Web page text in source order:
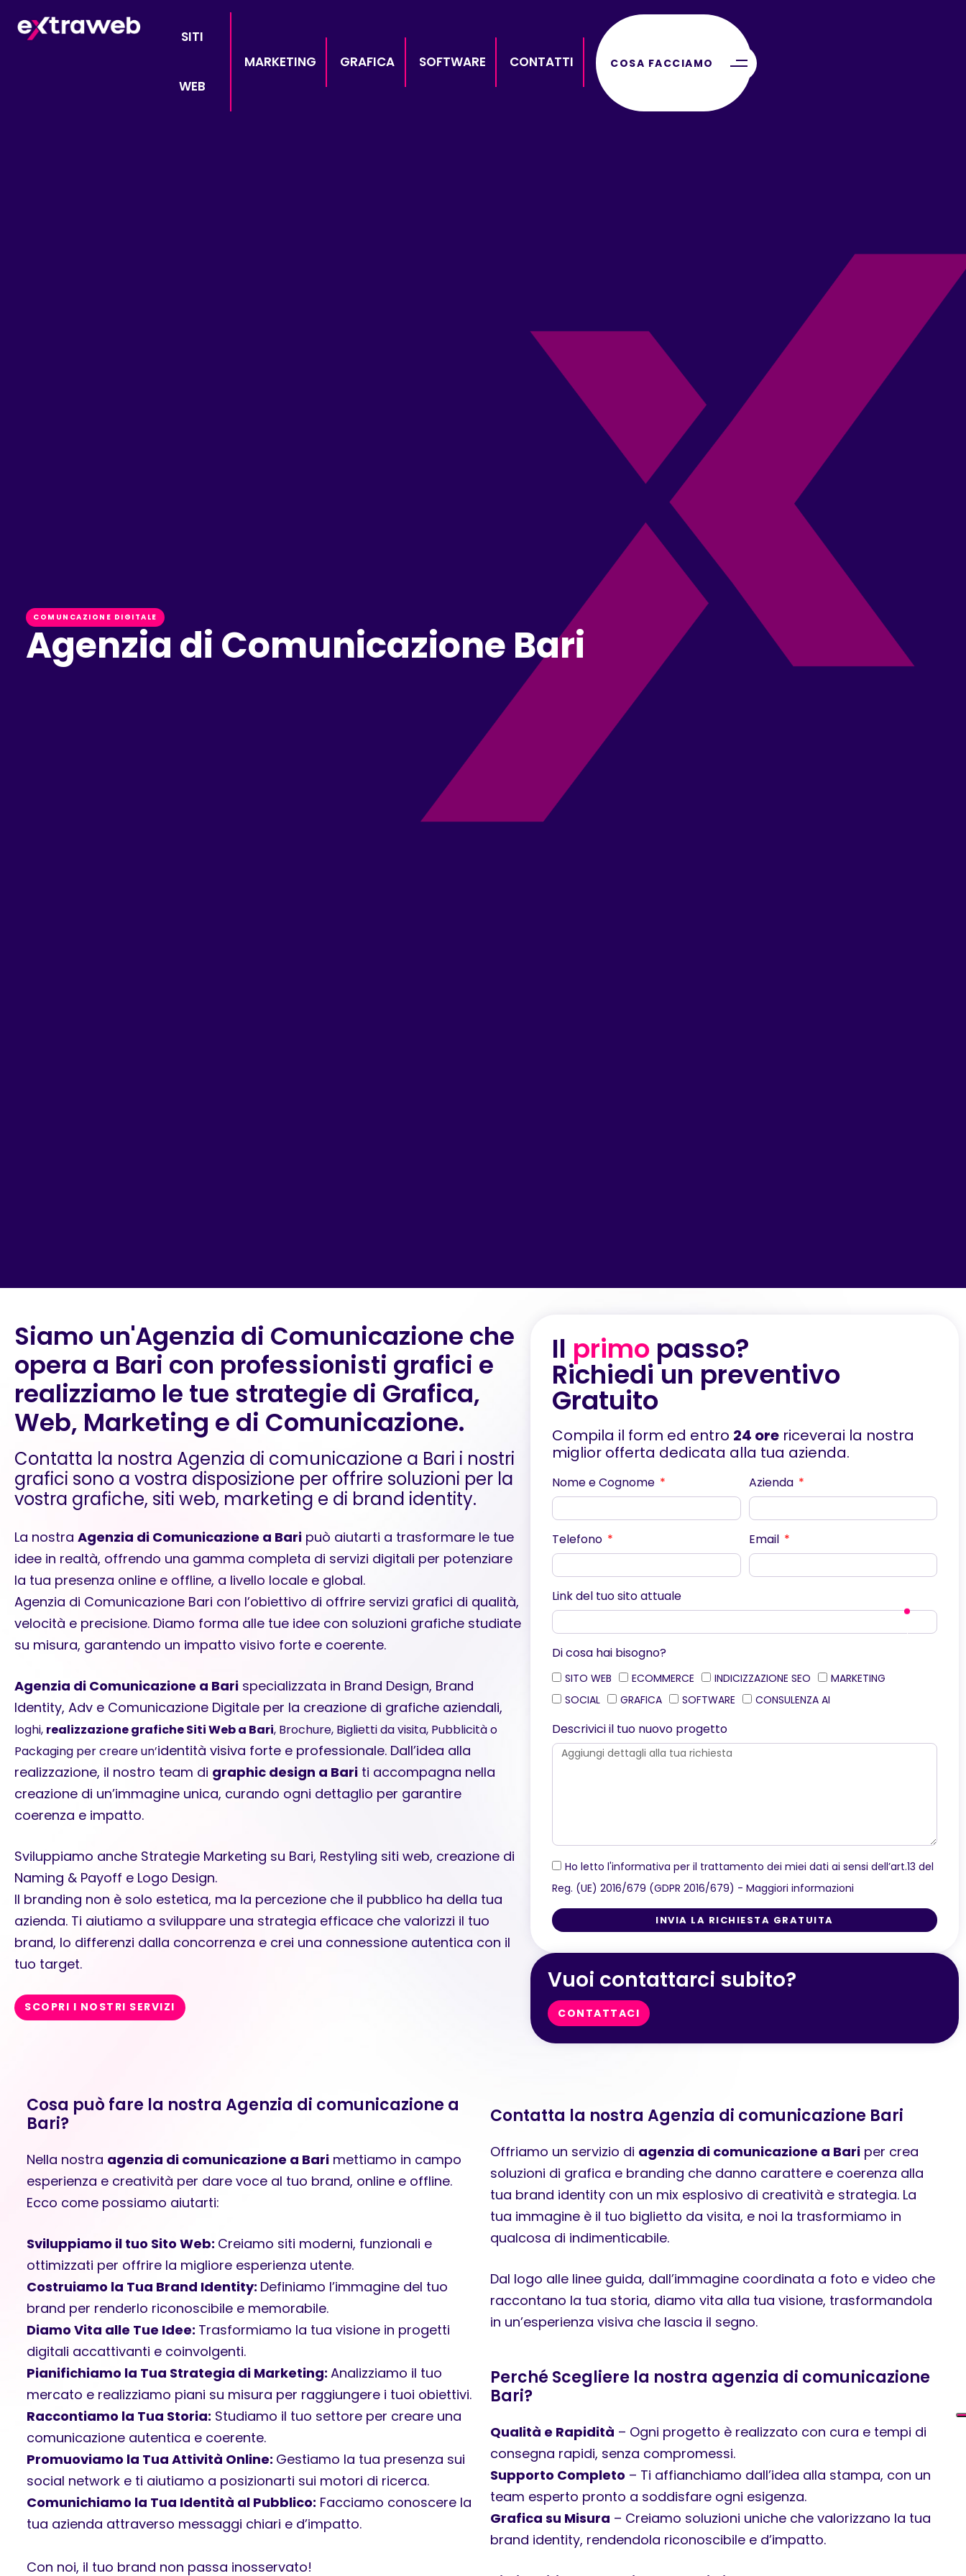
SITI
WEB
MARKETING GRAFICA SOFTWARE CONTATTI COSA FACCIAMO
COMUNCAZIONE DIGITALE
Agenzia di Comunicazione Bari
Siamo un'Agenzia di Comunicazione che
opera a Bari con professionisti grafici e
realizziamo le tue strategie di Grafica,
Web, Marketing e di Comunicazione.
Contatta la nostra Agenzia di comunicazione a Bari i nostri
grafici sono a vostra disposizione per offrire soluzioni per la
vostra grafiche, siti web, marketing e di brand identity.
La nostra Agenzia di Comunicazione a Bari può aiutarti a trasformare le tue
idee in realtà, offrendo una gamma completa di servizi digitali per potenziare
la tua presenza online e offline, a livello locale e global.
Agenzia di Comunicazione Bari con l’obiettivo di offrire servizi grafici di qualità,
velocità e precisione. Diamo forma alle tue idee con soluzioni grafiche studiate
su misura, garantendo un impatto visivo forte e coerente.
Agenzia di Comunicazione a Bari specializzata in Brand Design, Brand
Identity, Adv e Comunicazione Digitale per la creazione di grafiche aziendali,
loghi, realizzazione grafiche Siti Web a Bari, Brochure, Biglietti da visita, Pubblicità o
Packaging per creare un’identità visiva forte e professionale. Dall’idea alla
realizzazione, il nostro team di graphic design a Bari ti accompagna nella
creazione di un’immagine unica, curando ogni dettaglio per garantire
coerenza e impatto.
Sviluppiamo anche Strategie Marketing su Bari, Restyling siti web, creazione di
Naming & Payoff e Logo Design.
Il branding non è solo estetica, ma la percezione che il pubblico ha della tua
azienda. Ti aiutiamo a sviluppare una strategia efficace che valorizzi il tuo
brand, lo differenzi dalla concorrenza e crei una connessione autentica con il
tuo target.
SCOPRI I NOSTRI SERVIZI
Il primo passo?
Richiedi un preventivo
Gratuito
Compila il form ed entro 24 orericeverai la nostra
miglior offerta dedicata alla tua azienda.
Nome e Cognome Azienda
Telefono Email
Link del tuo sito attuale
Di cosa hai bisogno?
SITO WEB ECOMMERCE INDICIZZAZIONE SEO
MARKETING
SOCIAL
GRAFICA SOFTWARE CONSULENZA AI
Descrivici il tuo nuovo progetto
Ho letto l'informativa per il trattamento dei miei dati ai sensi dell’art.13 del
Reg. (UE) 2016/679 (GDPR 2016/679) - Maggiori informazioni
INVIA LA RICHIESTA GRATUITA
Vuoi contattarci subito?
CONTATTACI
Cosa può fare la nostra Agenzia di comunicazione a
Bari?
Nella nostra agenzia di comunicazione a Barimettiamo in campo
esperienza e creatività per dare voce al tuo brand, online e offline.
Ecco come possiamo aiutarti:
Sviluppiamo il tuo Sito Web: Creiamo siti moderni, funzionali e
ottimizzati per offrire la migliore esperienza utente.
Costruiamo la Tua Brand Identity: Definiamo l’immagine del tuo
brand per renderlo riconoscibile e memorabile.
Diamo Vita alle Tue Idee: Trasformiamo la tua visione in progetti
digitali accattivanti e coinvolgenti.
Pianifichiamo la Tua Strategia di Marketing: Analizziamo il tuo
mercato e realizziamo piani su misura per raggiungere i tuoi obiettivi.
Raccontiamo la Tua Storia: Studiamo il tuo settore per creare una
comunicazione autentica e coerente.
Promuoviamo la Tua Attività Online: Gestiamo la tua presenza sui
social network e ti aiutiamo a posizionarti sui motori di ricerca.
Comunichiamo la Tua Identità al Pubblico: Facciamo conoscere la
tua azienda attraverso messaggi chiari e d’impatto.
Con noi, il tuo brand non passa inosservato!
Contatta la nostra Agenzia di comunicazione Bari
Offriamo un servizio di agenzia di comunicazione a Bari per crea
soluzioni di grafica e branding che danno carattere e coerenza alla
tua brand identity con un mix esplosivo di creatività e strategia. La
tua immagine è il tuo biglietto da visita, e noi la trasformiamo in
qualcosa di indimenticabile.
Dal logo alle linee guida, dall’immagine coordinata a foto e video che
raccontano la tua storia, diamo vita alla tua visione, trasformandola
in un’esperienza visiva che lascia il segno.
Perché Scegliere la nostra agenzia di comunicazione
Bari?
Qualità e Rapidità – Ogni progetto è realizzato con cura e tempi di
consegna rapidi, senza compromessi.
Supporto Completo – Ti affianchiamo dall’idea alla stampa, con un
team esperto pronto a soddisfare ogni esigenza.
Grafica su Misura – Creiamo soluzioni uniche che valorizzano la tua
brand identity, rendendola riconoscibile e d’impatto.